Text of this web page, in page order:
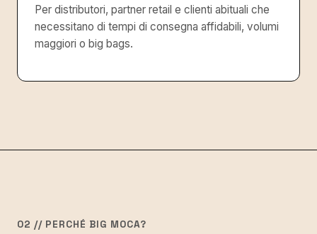
Per distributori, partner retail e clienti abituali che
necessitano di tempi di consegna affidabili, volumi
maggiori o big bags.
02 // PERCHÉ BIG MOCA?